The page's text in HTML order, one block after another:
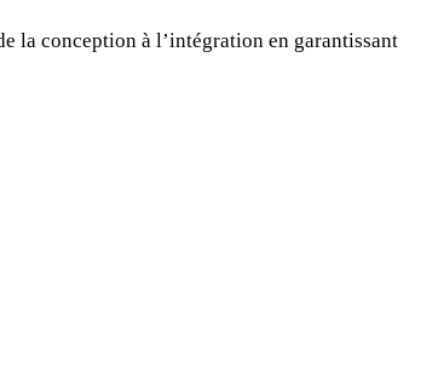
la conception à l’intégration en garantissant